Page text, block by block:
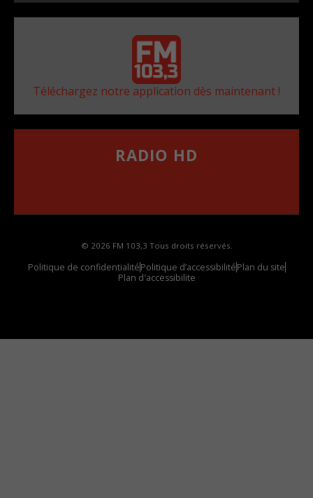
Téléchargez notre application dès maintenant !
RADIO HD
© 2026 FM 103,3 Tous droits réservés.
Politique de confidentialitéPolitique d’accessibilitéPlan du site
Plan d'accessibilite